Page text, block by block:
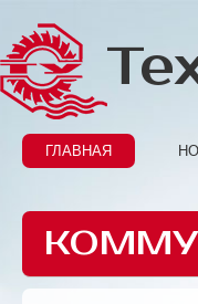
ГЛАВНАЯ